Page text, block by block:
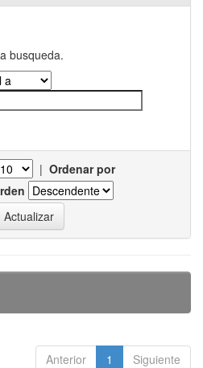
busqueda.
| Ordenar por
Anterior 1 Siguiente